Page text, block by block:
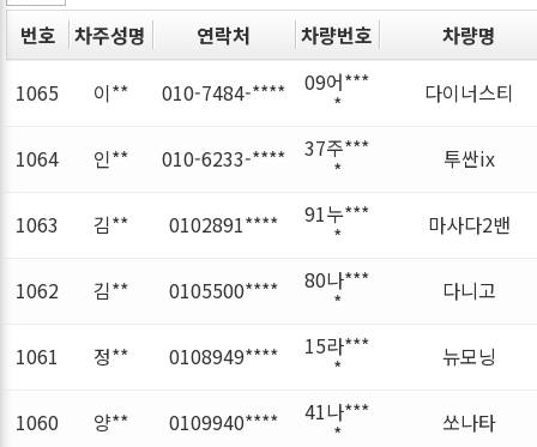
번호 차주성명 연락처 차량번호
차량명
1065
이** 010-7484-**** 09어***
* 다이너스티
1064 인** 010-6233-**** 37주***
* 투싼ix
1063 김** 0102891**** 91누***
* 마사다2밴
1062 김** 0105500**** 80나***
* 다니고
1061 정** 0108949**** 15라***
* 뉴모닝
1060 양** 0109940**** 41나***
* 쏘나타